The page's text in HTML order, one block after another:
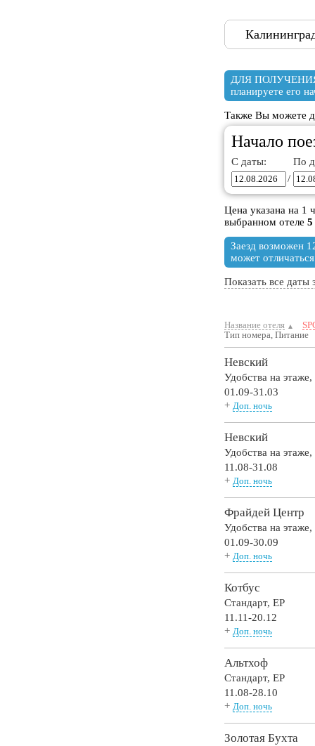
ДЛЯ
планируете его
Также Вы можете
Начало
С даты:
По
/
Цена указана на 1
выбранном отеле5
Заезд возможен
может
Показать все даты
Название отеля
Тип номера, Питание
Невский
Удобства на этаже,
01.09-31.03
+Доп. ночь
Невский
Удобства на этаже,
11.08-31.08
+Доп. ночь
Фрайдей Центр
Удобства на этаже,
01.09-30.09
+Доп. ночь
Котбус
Стандарт,EP
11.11-20.12
+Доп. ночь
Альтхоф
Стандарт,EP
11.08-28.10
+Доп. ночь
Золотая Бухта